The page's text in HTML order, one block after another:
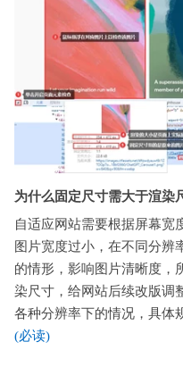
为什么固定尺寸需大于渲染
自适应网站需要根据屏幕宽
图片宽度过小，在不同分辨
的情形，影响图片清晰度，
染尺寸，给网站后续改版调
各种分辨率下的情况，具体
(必读)